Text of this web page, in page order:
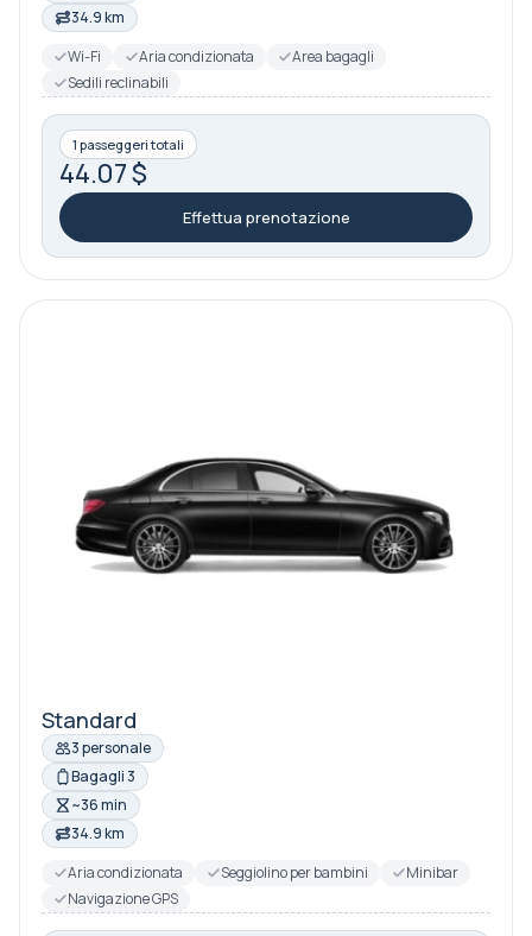
34.9 km
Wi-Fi
Aria condizionata
Area bagagli
Sedili reclinabili
1 passeggeri totali
44.07 $
Effettua prenotazione
Standard
3 personale
Bagagli 3
~36 min
34.9 km
Aria condizionata
Seggiolino per bambini
Minibar
Navigazione GPS